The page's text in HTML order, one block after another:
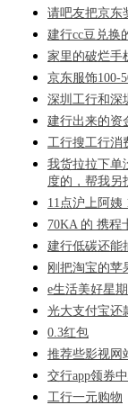
请吧友把京东
建行cc豆兑换
家里的破烂手
京东服饰100-
深圳工行和深
建行出来的资
工行搜工行消
我货拉拉下单
度的，帮我另
11点沪上阿姨
70KA 的 携程
建行低碳还能
刚把淘宝的苹
e生活美好星
光大支付宝还
0.3红包
推荐些影视网
交行app领券
工行一元购物